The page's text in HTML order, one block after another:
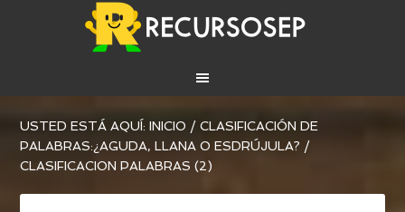
USTED ESTÁ AQUÍ:INICIO / CLASIFICACIÓN DE
PALABRAS:¿AGUDA, LLANA O ESDRÚJULA? /
CLASIFICACION PALABRAS (2)